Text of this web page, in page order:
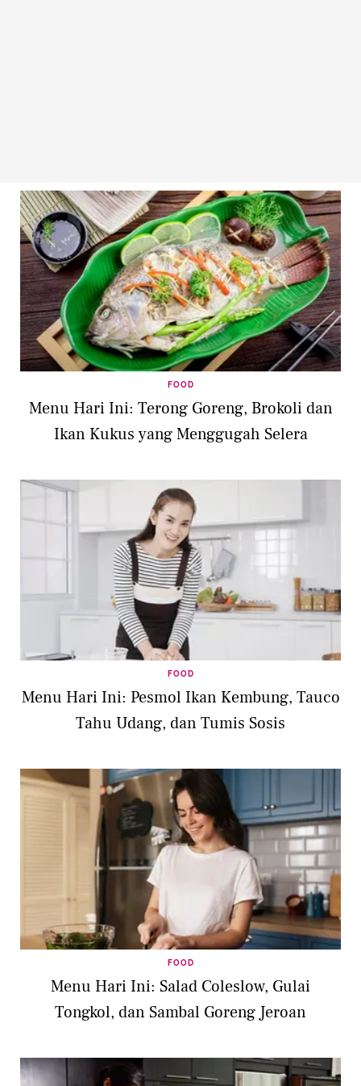
FOOD
Menu Hari Ini: Terong Goreng, Brokoli dan
Ikan Kukus yang Menggugah Selera
FOOD
Menu Hari Ini: Pesmol Ikan Kembung, Tauco
Tahu Udang, dan Tumis Sosis
FOOD
Menu Hari Ini: Salad Coleslow, Gulai
Tongkol, dan Sambal Goreng Jeroan